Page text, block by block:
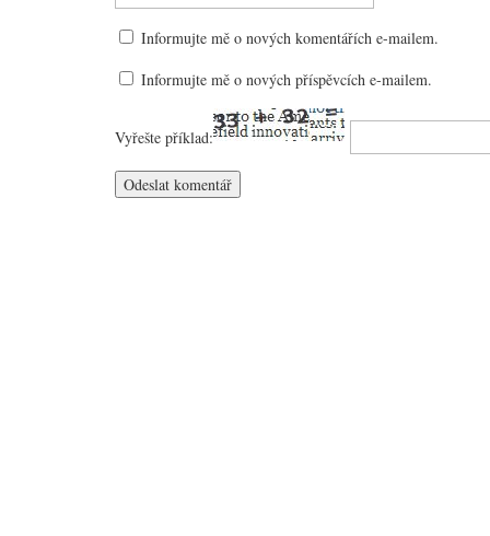
Informujte mě o nových komentářích e-mailem.
Informujte mě o nových příspěvcích e-mailem.
Vyřešte příklad: